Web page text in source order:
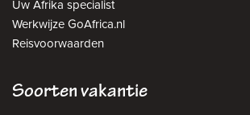
Uw Afrika specialist
Werkwijze GoAfrica.nl
Reisvoorwaarden
Soorten vakantie